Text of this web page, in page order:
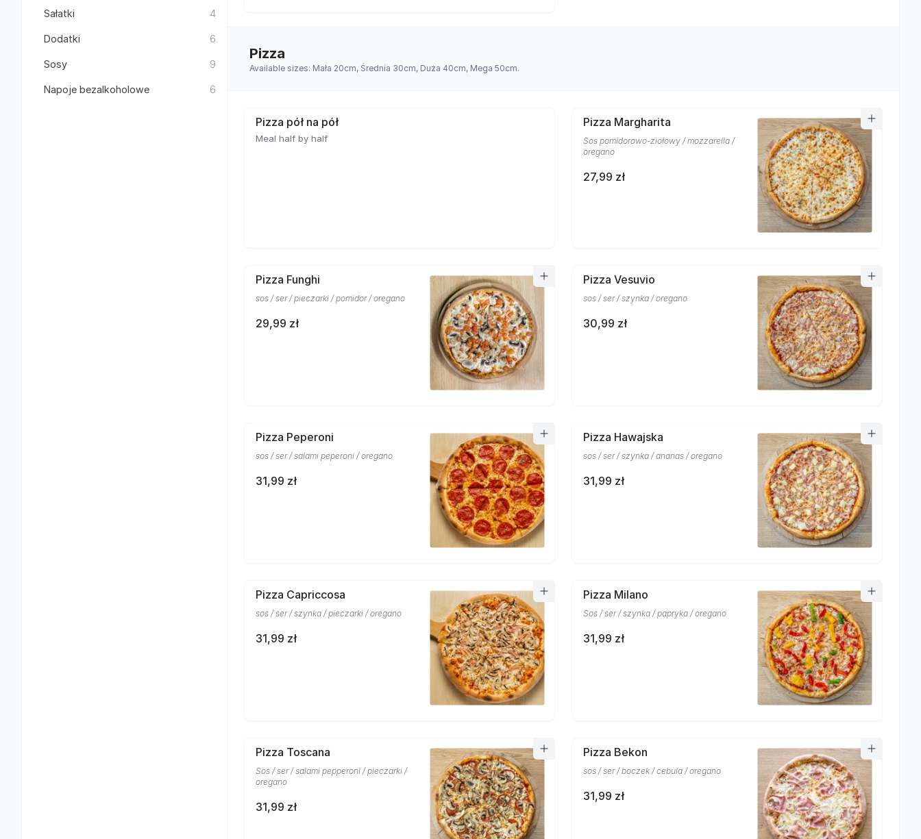
Sałatki 4
Dodatki 6
Sosy 9
Napoje bezalkoholowe 6
Pizza
Available sizes: Mała 20cm, Średnia 30cm, Duża 40cm, Mega 50cm.
Pizza pół na pół
Meal half by half
Pizza Margharita
Sos pomidorowo-ziołowy / mozzarella /
oregano
27,99 zł
Pizza Funghi
sos / ser / pieczarki / pomidor / oregano
29,99 zł
Pizza Vesuvio
sos / ser / szynka / oregano
30,99 zł
Pizza Peperoni
sos / ser / salami peperoni / oregano
31,99 zł
Pizza Hawajska
sos / ser / szynka / ananas / oregano
31,99 zł
Pizza Capriccosa
sos / ser / szynka / pieczarki / oregano
31,99 zł
Pizza Milano
Sos / ser / szynka / papryka / oregano
31,99 zł
Pizza Toscana
Sos / ser / salami pepperoni / pieczarki /
oregano
31,99 zł
Pizza Bekon
sos / ser / boczek / cebula / oregano
31,99 zł